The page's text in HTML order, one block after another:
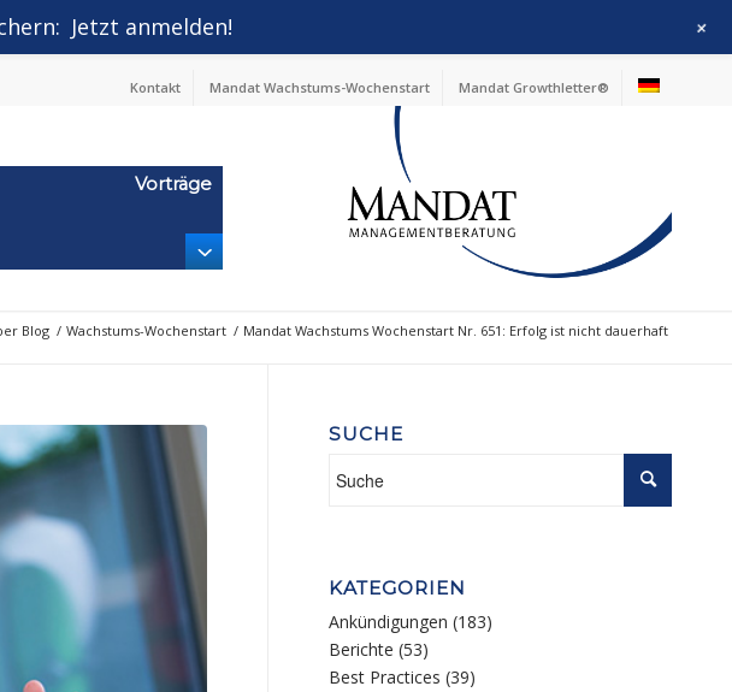
Kontakt Mandat Wachstums-Wochenstart Mandat Growthletter®
Vorträge
Blog / Wachstums-Wochenstart / Mandat Wachstums Wochenstart Nr. 651: Erfolg ist nicht dauerhaft
SUCHE
KATEGORIEN
Ankündigungen (183)
Berichte (53)
Best Practices (39)
Jetzt anmelden! +